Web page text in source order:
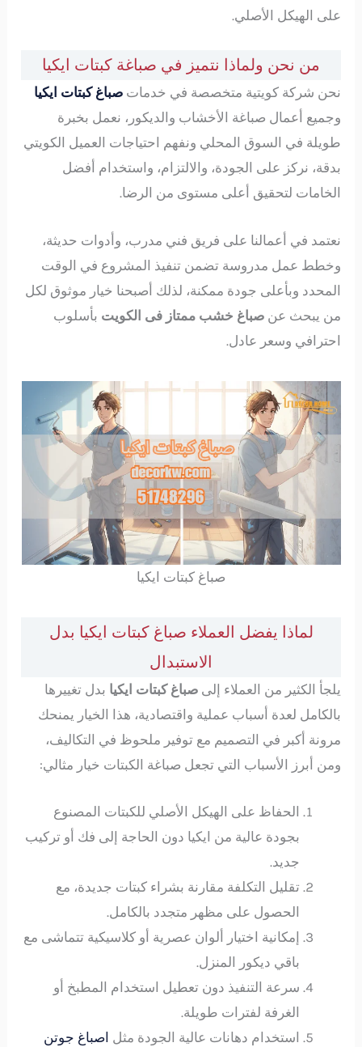
على الهيكل الأصلي.
من نحن ولماذا نتميز في صباغة كبتات ايكيا
نحن شركة كويتية متخصصة في خدماتصباغ كبتات ايكيا
وجميع أعمال صباغة الأخشاب والديكور، نعمل بخبرة
طويلة في السوق المحلي ونفهم احتياجات العميل الكويتي
بدقة، نركز على الجودة، والالتزام، واستخدام أفضل
الخامات لتحقيق أعلى مستوى من الرضا.
نعتمد في أعمالنا على فريق فني مدرب، وأدوات حديثة،
وخطط عمل مدروسة تضمن تنفيذ المشروع في الوقت
المحدد وبأعلى جودة ممكنة، لذلك أصبحنا خيار موثوق لكل
من يبحث عنصباغ خشب ممتاز فى الكويت بأسلوب
احترافي وسعر عادل.
صباغ كبتات ايكيا
لماذا يفضل العملاء صباغ كبتات ايكيا بدل
الاستبدال
يلجأ الكثير من العملاء إلى صباغ كبتات ايكيا بدل تغييرها
بالكامل لعدة أسباب عملية واقتصادية، هذا الخيار يمنحك
مرونة أكبر في التصميم مع توفير ملحوظ في التكاليف،
ومن أبرز الأسباب التي تجعل صباغة الكبتات خيار مثالي:
الحفاظ على الهيكل الأصلي للكبتات المصنوع
بجودة عالية من ايكيا دون الحاجة إلى فك أو تركيب
جديد.
تقليل التكلفة مقارنة بشراء كبتات جديدة، مع
الحصول على مظهر متجدد بالكامل.
إمكانية اختيار ألوان عصرية أو كلاسيكية تتماشى مع
باقي ديكور المنزل.
سرعة التنفيذ دون تعطيل استخدام المطبخ أو
الغرفة لفترات طويلة.
استخدام دهانات عالية الجودة مثل اصباغ جوتن